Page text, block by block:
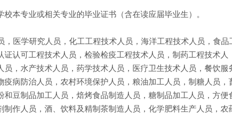
本专业或相关专业的毕业证书（含在读应届毕业生）。
医学研究人员，化工工程技术人员，海洋工程技术人员，食品
认可工程技术人员，检验检疫工程技术人员，制药工程技术人
，水产技术人员，药学技术人员，医疗卫生技术人员，餐饮服
病防治人员，农村环境保护人员，粮油加工人员，制糖人员，
豆制品加工人员，焙烤食品制造人员，糖制品加工人员，方便
作人员，酒、饮料及精制茶制造人员，化学肥料生产人员，农